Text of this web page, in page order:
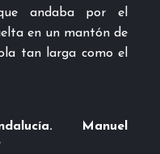
andaba por el
en un mantón de
tan larga como el
Manuel